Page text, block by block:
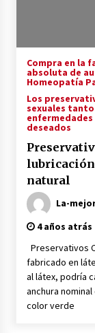
Compra en la
absoluta de
Homeopatía
Los
sexuales
deseados
natural
La-
4 años atrás
Preservativos
fabricado en
al látex, podría
anchura
color verde